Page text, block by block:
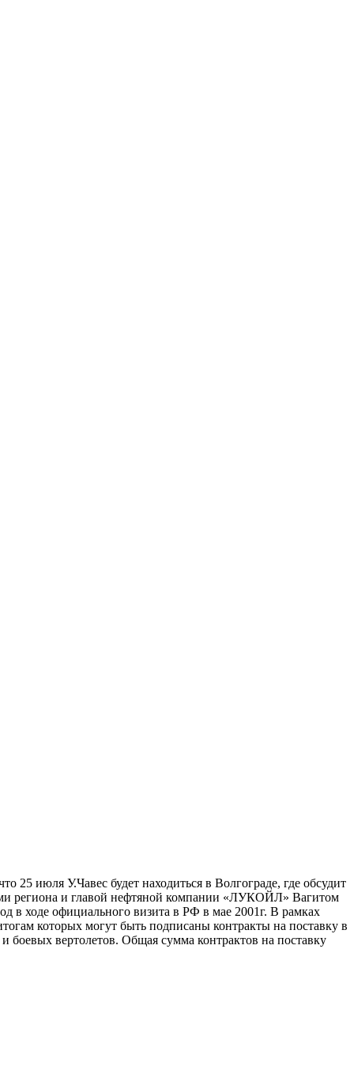
25 июля У.Чавес будет находиться в Волгограде, где обсудит
региона и главой нефтяной компании «ЛУКОЙЛ» Вагитом
в ходе официального визита в РФ в мае 2001г. В рамках
которых могут быть подписаны контракты на поставку в
боевых вертолетов. Общая сумма контрактов на поставку